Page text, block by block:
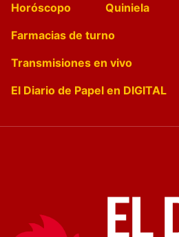
Horóscopo
Quiniela
Farmacias de turno
Transmisiones en vivo
El Diario de Papel en DIGITAL